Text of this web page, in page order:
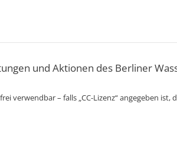
und Aktionen des Berliner
verwendbar – falls „CC-Lizenz“ angegeben